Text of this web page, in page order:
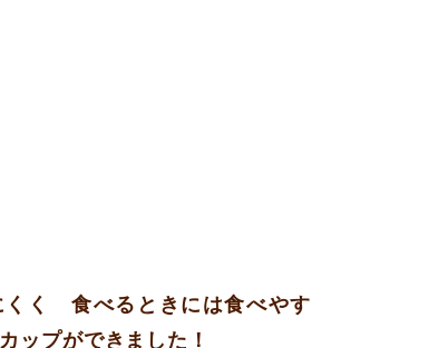
くく 食べるときには食べやす
ップができました！